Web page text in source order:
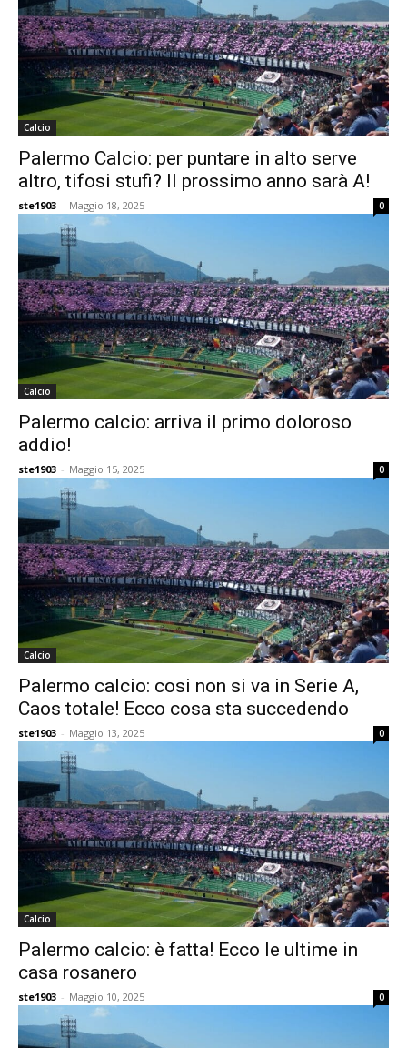
Calcio
Palermo Calcio: per puntare in alto serve
altro, tifosi stufi? Il prossimo anno sarà A!
ste1903 - Maggio 18, 2025 0
Calcio
Palermo calcio: arriva il primo doloroso
addio!
ste1903 - Maggio 15, 2025 0
Calcio
Palermo calcio: cosi non si va in Serie A,
Caos totale! Ecco cosa sta succedendo
ste1903 - Maggio 13, 2025 0
Calcio
Palermo calcio: è fatta! Ecco le ultime in
casa rosanero
ste1903 - Maggio 10, 2025 0